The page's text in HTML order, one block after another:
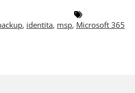
, identita, msp, Microsoft 365